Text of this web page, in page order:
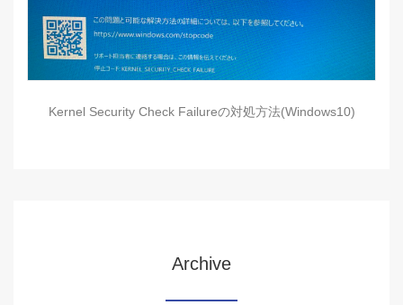
Kernel Security Check Failureの対処方法(Windows10)
Archive